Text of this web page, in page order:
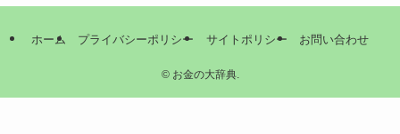
ホーム プライバシーポリシー サイトポリシー お問い合わせ
©お金の大辞典.